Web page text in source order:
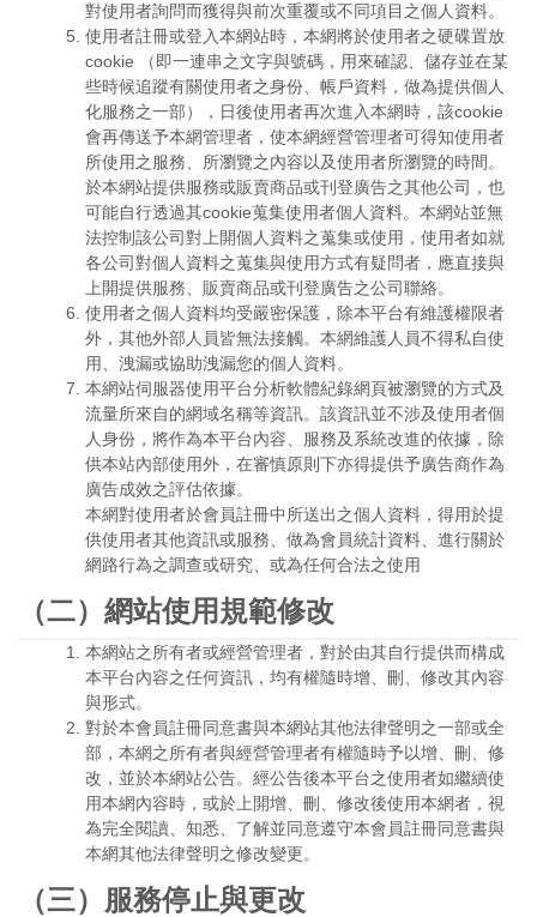
對使用者詢問而獲得與前次重覆或不同項目之個人資料。
使用者註冊或登入本網站時，本網將於使用者之硬碟置放
cookie （即一連串之文字與號碼，用來確認、儲存並在某
些時候追蹤有關使用者之身份、帳戶資料，做為提供個人
化服務之一部），日後使用者再次進入本網時，該cookie
會再傳送予本網管理者，使本網經營管理者可得知使用者
所使用之服務、所瀏覽之內容以及使用者所瀏覽的時間。
於本網站提供服務或販賣商品或刊登廣告之其他公司，也
可能自行透過其cookie蒐集使用者個人資料。本網站並無
法控制該公司對上開個人資料之蒐集或使用，使用者如就
各公司對個人資料之蒐集與使用方式有疑問者，應直接與
上開提供服務、販賣商品或刊登廣告之公司聯絡。
使用者之個人資料均受嚴密保護，除本平台有維護權限者
外，其他外部人員皆無法接觸。本網維護人員不得私自使
用、洩漏或協助洩漏您的個人資料。
本網站伺服器使用平台分析軟體紀錄網頁被瀏覽的方式及
流量所來自的網域名稱等資訊。該資訊並不涉及使用者個
人身份，將作為本平台內容、服務及系統改進的依據，除
供本站內部使用外，在審慎原則下亦得提供予廣告商作為
廣告成效之評估依據。
本網對使用者於會員註冊中所送出之個人資料，得用於提
供使用者其他資訊或服務、做為會員統計資料、進行關於
網路行為之調查或研究、或為任何合法之使用
（二）網站使用規範修改
本網站之所有者或經營管理者，對於由其自行提供而構成
本平台內容之任何資訊，均有權隨時增、刪、修改其內容
與形式。
對於本會員註冊同意書與本網站其他法律聲明之一部或全
部，本網之所有者與經營管理者有權隨時予以增、刪、修
改，並於本網站公告。經公告後本平台之使用者如繼續使
用本網內容時，或於上開增、刪、修改後使用本網者，視
為完全閱讀、知悉、了解並同意遵守本會員註冊同意書與
本網其他法律聲明之修改變更。
（三）服務停止與更改